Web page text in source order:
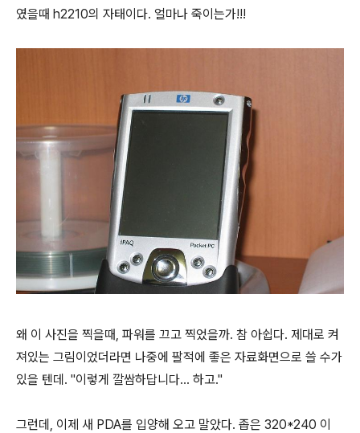
였을때 h2210의 자태이다. 얼마나 죽이는가!!!
왜 이 사진을 찍을때, 파워를 끄고 찍었을까. 참 아쉽다. 제대로 켜
져있는 그림이었더라면 나중에 팔적에 좋은 자료화면으로 쓸 수가
있을 텐데. "이렇게 깔쌈하답니다... 하고."
그런데, 이제 새 PDA를 입양해 오고 말았다. 좁은 320*240 이